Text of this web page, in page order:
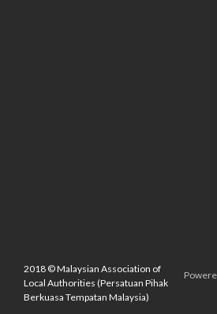
2018 © Malaysian Association of
Local Authorities (Persatuan Pihak
Berkuasa Tempatan Malaysia)